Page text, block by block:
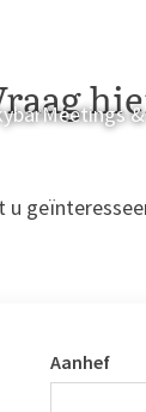
Meetings
u
Aanhef